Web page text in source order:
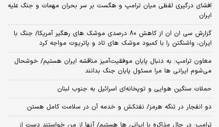
افشای درگیری لفظی میان ترامپ و هگست بر سر بحران مهمات و جنگ علیه
ایران
گزارش سی ان ان از کاهش ۸۰ درصدی موشک های رهگیر آمریکا/ جنگ با
ایران، واشنگتن را با کمبود موشک های تاد و پاتریوت مواجه کرد
معاون ترامپ: به دنبال پایان موفقیت‌آمیز مناقشه ایران هستیم/ خوشحال
می‌شوم ایرانی ها مرا مسئول پایان جنگ بدانند
حملات سنگین هوایی و توپخانه‌ای اسرائیل به جنوب لبنان
دو انفجار در تنگه هرمز/ نفتکش و خدمه آن در سلامت کامل هستن
ترامپ: در حال مذاکره با ایرانی ها هستیم/ آنها از من خواستند دست از